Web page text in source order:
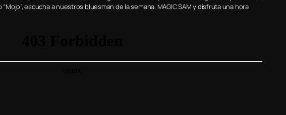
escucha a nuestros bluesman de la semana, MAGIC SAM y disfruta una hora